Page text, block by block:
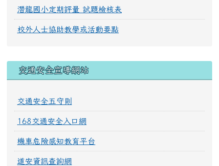
潛龍國小定期評量 試題檢核表
校外人士協助教學或活動要點
交通安全宣導網站
交通安全五守則
168交通安全入口網
機車危險感知教育平台
道安資訊查詢網